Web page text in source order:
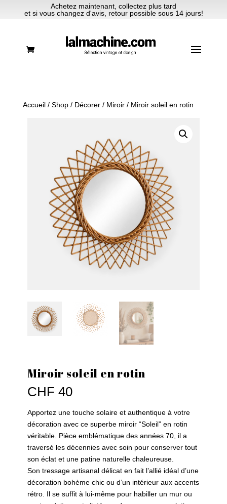
Achetez maintenant, collectez plus tard
et si vous changez d'avis, retour possible sous 14 jours!
Accueil/ Shop/ Décorer/ Miroir/ Miroir soleil en rotin
Miroir soleil en rotin
CHF 40
Apportez une touche solaire et authentique à votre
décoration avec ce superbe miroir “Soleil” en rotin
véritable. Pièce emblématique des années 70, il a
traversé les décennies avec soin pour conserver tout
son éclat et une patine naturelle chaleureuse.
Son tressage artisanal délicat en fait l’allié idéal d’une
décoration bohème chic ou d’un intérieur aux accents
rétro. Il se suffit à lui-même pour habiller un mur ou